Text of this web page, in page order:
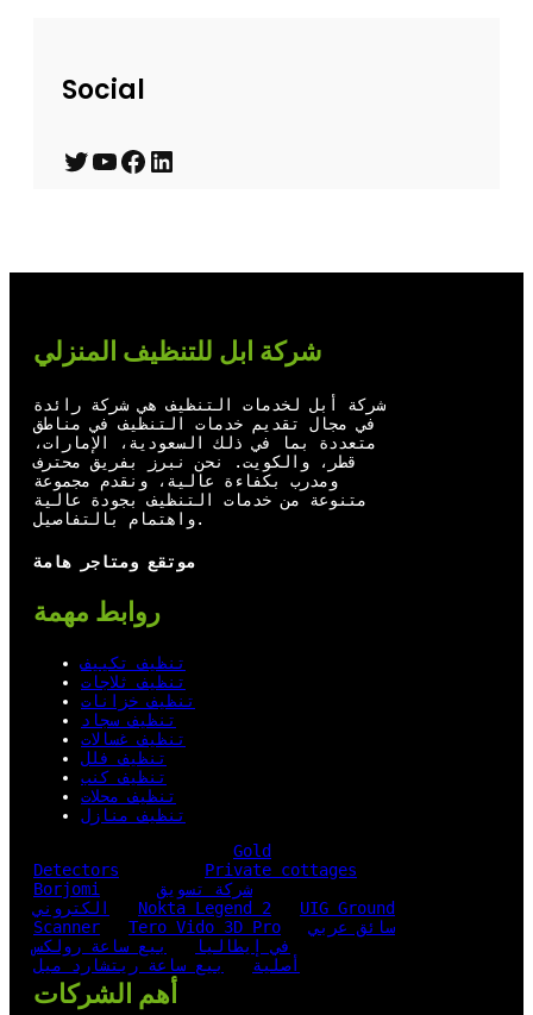
Social
T
t
e
r
Y
u
b
e
F
o
o
k
L
e
d
I
n
شركة ابل للتنظيف المنزلي
شركة أبل لخدمات التنظيف هي شركة رائدة
في مجال تقديم خدمات التنظيف في مناطق
متعددة بما في ذلك السعودية، الإمارات،
قطر، والكويت. نحن نبرز بفريق محترف
ومدرب بكفاءة عالية، ونقدم مجموعة
متنوعة من خدمات التنظيف بجودة عالية
واهتمام بالتفاصيل.
موتقع ومتاجر هامة
روابط مهمة
تنظيف تكييف
تنظيف ثلاجات
تنظيف خزانات
تنظيف سجاد
تنظيف غسالات
تنظيف فلل
تنظيف كنب
تنظيف محلات
تنظيف منازل
Gold
Detectors
Private cottages
Borjomi
شركة تسويق
الكتروني
Nokta Legend 2
UIG Ground
Scanner
Tero Vido 3D Pro
سائق عربي
في إيطاليا
بيع ساعة رولكس
أصلية
بيع ساعة ريتشارد ميل
أهم الشركات